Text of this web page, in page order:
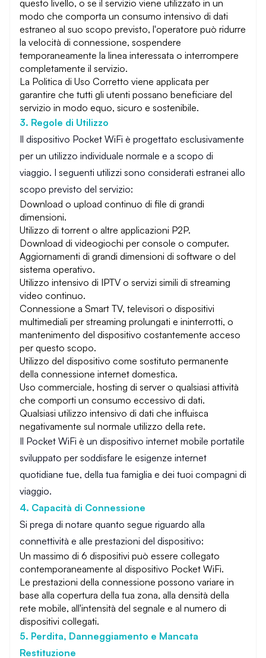
questo livello, o se il servizio viene utilizzato in un
modo che comporta un consumo intensivo di dati
estraneo al suo scopo previsto, l'operatore può ridurre
la velocità di connessione, sospendere
temporaneamente la linea interessata o interrompere
completamente il servizio.
La Politica di Uso Corretto viene applicata per
garantire che tutti gli utenti possano beneficiare del
servizio in modo equo, sicuro e sostenibile.
3. Regole di Utilizzo
Il dispositivo Pocket WiFi è progettato esclusivamente
per un utilizzo individuale normale e a scopo di
viaggio. I seguenti utilizzi sono considerati estranei allo
scopo previsto del servizio:
Download o upload continuo di file di grandi
dimensioni.
Utilizzo di torrent o altre applicazioni P2P.
Download di videogiochi per console o computer.
Aggiornamenti di grandi dimensioni di software o del
sistema operativo.
Utilizzo intensivo di IPTV o servizi simili di streaming
video continuo.
Connessione a Smart TV, televisori o dispositivi
multimediali per streaming prolungati e ininterrotti, o
mantenimento del dispositivo costantemente acceso
per questo scopo.
Utilizzo del dispositivo come sostituto permanente
della connessione internet domestica.
Uso commerciale, hosting di server o qualsiasi attività
che comporti un consumo eccessivo di dati.
Qualsiasi utilizzo intensivo di dati che influisca
negativamente sul normale utilizzo della rete.
Il Pocket WiFi è un dispositivo internet mobile portatile
sviluppato per soddisfare le esigenze internet
quotidiane tue, della tua famiglia e dei tuoi compagni di
viaggio.
4. Capacità di Connessione
Si prega di notare quanto segue riguardo alla
connettività e alle prestazioni del dispositivo:
Un massimo di 6 dispositivi può essere collegato
contemporaneamente al dispositivo Pocket WiFi.
Le prestazioni della connessione possono variare in
base alla copertura della tua zona, alla densità della
rete mobile, all'intensità del segnale e al numero di
dispositivi collegati.
5. Perdita, Danneggiamento e Mancata
Restituzione